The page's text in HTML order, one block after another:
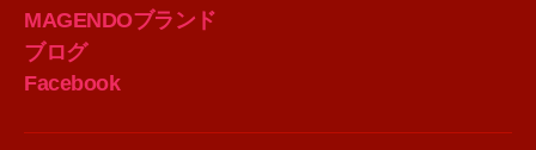
MAGENDOブランド
ブログ
Facebook